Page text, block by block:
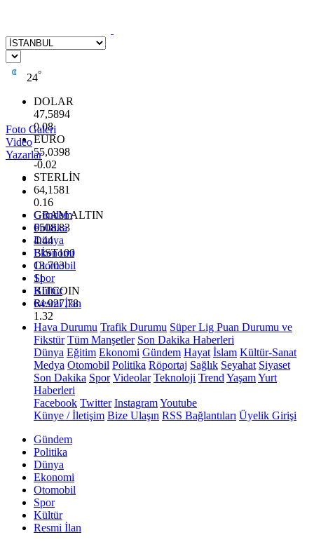
24°
DOLAR
47,5894
0.08
EURO
55,0398
-0.02
STERLİN
64,1581
0.16
GRAM ALTIN
6508.83
4.44
BİST100
13.703
11
BITCOIN
64.927,78
1.32
Foto Galeri
Video
Yazarlar
Gündem
Politika
Dünya
Ekonomi
Otomobil
Spor
Kültür
Resmi İlan
Hava Durumu Trafik Durumu Süper Lig Puan Durumu ve
Fikstür Tüm Manşetler Son Dakika Haberleri
Dünya Eğitim Ekonomi Gündem Hayat İslam Kültür-Sanat
Medya Otomobil Politika Röportaj Sağlık Seyahat Siyaset
Son Dakika Spor Videolar Teknoloji Trend YaşamYurt
Haberleri
Facebook Twitter InstagramYoutube
Künye / İletişim Bize Ulaşın RSS Bağlantıları Üyelik Girişi
Gündem
Politika
Dünya
Ekonomi
Otomobil
Spor
Kültür
Resmi İlan